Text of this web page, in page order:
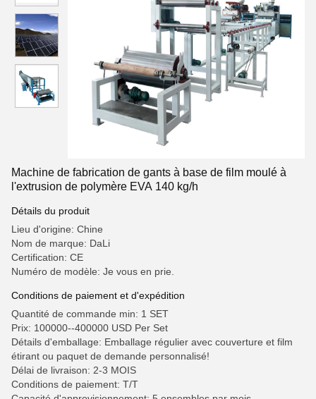
Machine de fabrication de gants à base de film moulé à
l'extrusion de polymère EVA 140 kg/h
Détails du produit
Lieu d'origine: Chine
Nom de marque: DaLi
Certification: CE
Numéro de modèle: Je vous en prie.
Conditions de paiement et d'expédition
Quantité de commande min: 1 SET
Prix: 100000--400000 USD Per Set
Détails d'emballage: Emballage régulier avec couverture et film
étirant ou paquet de demande personnalisé!
Délai de livraison: 2-3 MOIS
Conditions de paiement: T/T